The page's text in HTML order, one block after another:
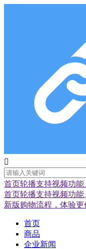

首页轮播支持视频功
首页轮播支持视频功
新版购物流程，体验更
首页
商品
企业新闻